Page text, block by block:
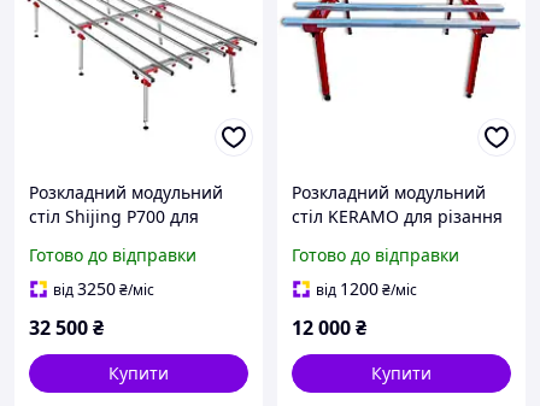
Розкладний модульний
стіл Shijing P700 для
мм (P700)
Готово до відправки
від3250₴/міс
32 500₴
Купити
Розкладний модульний
стіл KERAMO для різання
(SMBT)
Готово до відправки
від 1200₴/міс
12 000₴
Купити